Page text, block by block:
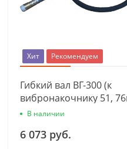
Хит Рекомендуем
Гибкий вал ВГ-300 (к
вибронакочнику 51,
В наличии
6 073 руб.